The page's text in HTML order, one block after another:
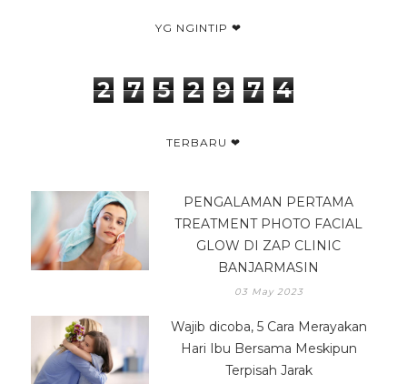
YG NGINTIP ❤
2 7 5 2 9 7 4
TERBARU ❤
PENGALAMAN PERTAMA
TREATMENT PHOTO FACIAL
GLOW DI ZAP CLINIC
BANJARMASIN
03 May 2023
Wajib dicoba, 5 Cara Merayakan
Hari Ibu Bersama Meskipun
Terpisah Jarak